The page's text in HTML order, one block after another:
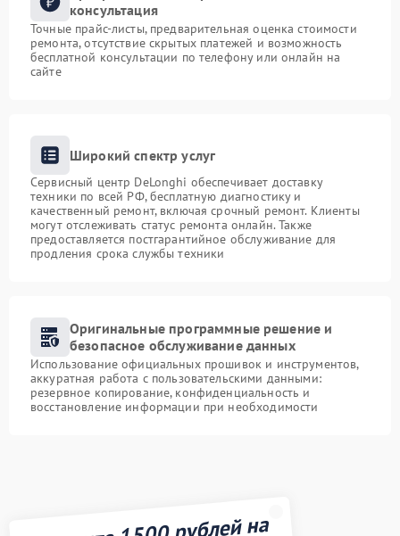
консультация
Точные прайс-листы, предварительная оценка стоимости
ремонта, отсутствие скрытых платежей и возможность
бесплатной консультации по телефону или онлайн на
сайте
Широкий спектр услуг
Сервисный центр DeLonghi обеспечивает доставку
техники по всей РФ, бесплатную диагностику и
качественный ремонт, включая срочный ремонт. Клиенты
могут отслеживать статус ремонта онлайн. Также
предоставляется постгарантийное обслуживание для
продления срока службы техники
Оригинальные программные решение и
безопасное обслуживание данных
Использование официальных прошивок и инструментов,
аккуратная работа с пользовательскими данными:
резервное копирование, конфиденциальность и
восстановление информации при необходимости